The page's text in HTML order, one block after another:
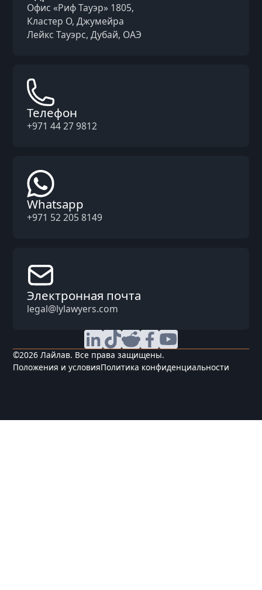
Офис «Риф Тауэр» 1805,
Кластер O, Джумейра
Лейкс Тауэрс, Дубай, ОАЭ
Телефон
+971 44 27 9812
Whatsapp
+971 52 205 8149
Электронная почта
legal@lylawyers.com
©2026 Лайлав. Все права защищены.
Положения и условияПолитика конфиденциальности